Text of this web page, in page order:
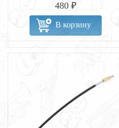
480 ₽
В корзину